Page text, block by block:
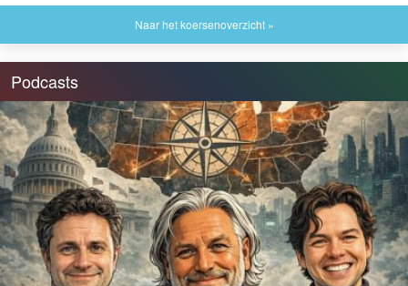
Naar het koersenoverzicht »
Podcasts